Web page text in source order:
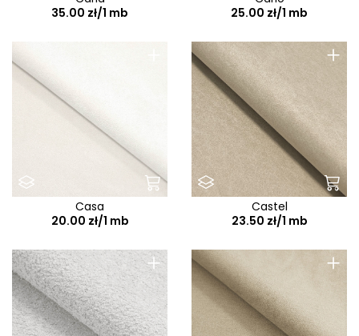
35.00 zł/1 mb
25.00 zł/1 mb
Casa
20.00 zł/1 mb
+
Castel
23.50 zł/1 mb
+ +